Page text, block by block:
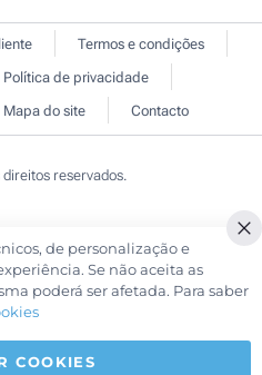
Termos e condições
Política de privacidade
Mapa do site Contacto
reservados.
de personalização e
Se não aceita as
poderá ser afetada. Para saber
COOKIES